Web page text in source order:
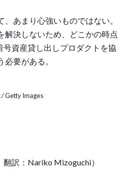
、あまり心強いものではない。
解決しないため、どこかの時点
号資産貸し出しプロダクトを協
要がある。
Getty Images
翻訳： Nariko Mizoguchi）